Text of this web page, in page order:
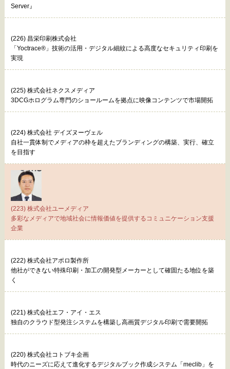
Server』
(226) 昌栄印刷株式会社
「Yoctrace®」技術の活用・デジタル細紋による高度なセキュリティ印刷を
実現
(225) 株式会社ネクスメディア
3DCGホログラム専門のショールームを拠点に映像コンテンツで市場開拓
(224) 株式会社 デイズヌーヴェル
自社一貫体制でメディアの枠を超えたブランディングの構築、実行、確立
を目指す
(223) 株式会社ユーメディア
多彩なメディアで地域社会に情報価値を提供するコミュニケーション支援
企業
(222) 株式会社アポロ製作所
他社ができない特殊印刷・加工の開発型メーカーとして確固たる地位を築
く
(221) 株式会社エフ・アイ・エス
独自のクラウド型発注システムを構築し高画質デジタル印刷で需要開拓
(220) 株式会社コトブキ企画
時代のニーズに応えて進化するデジタルブック作成システム「meclib」を